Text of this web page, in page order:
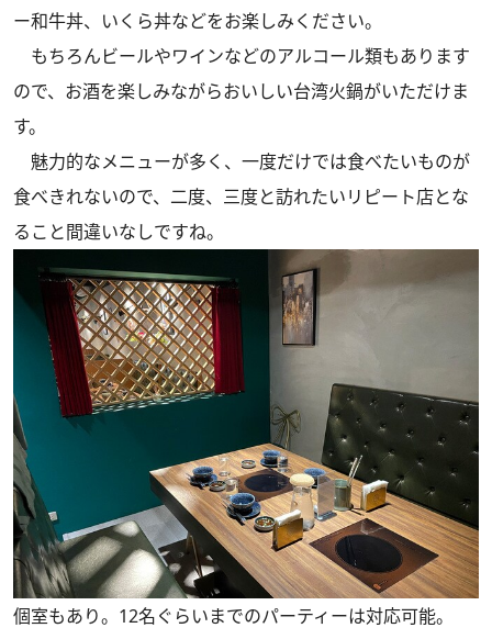
ー和牛丼、いくら丼などをお楽しみください。
もちろんビールやワインなどのアルコール類もあります
ので、お酒を楽しみながらおいしい台湾火鍋がいただけま
す。
魅力的なメニューが多く、一度だけでは食べたいものが
食べきれないので、二度、三度と訪れたいリピート店とな
ること間違いなしですね。
個室もあり。12名ぐらいまでのパーティーは対応可能。